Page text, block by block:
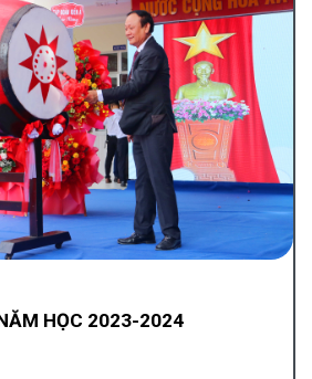
HỌC 2023-2024